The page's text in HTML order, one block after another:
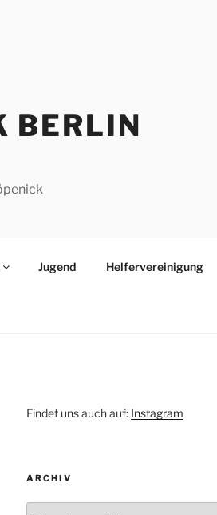
BERLIN
Jugend Helfervereinigung
Findet uns auch auf: Instagram
ARCHIV